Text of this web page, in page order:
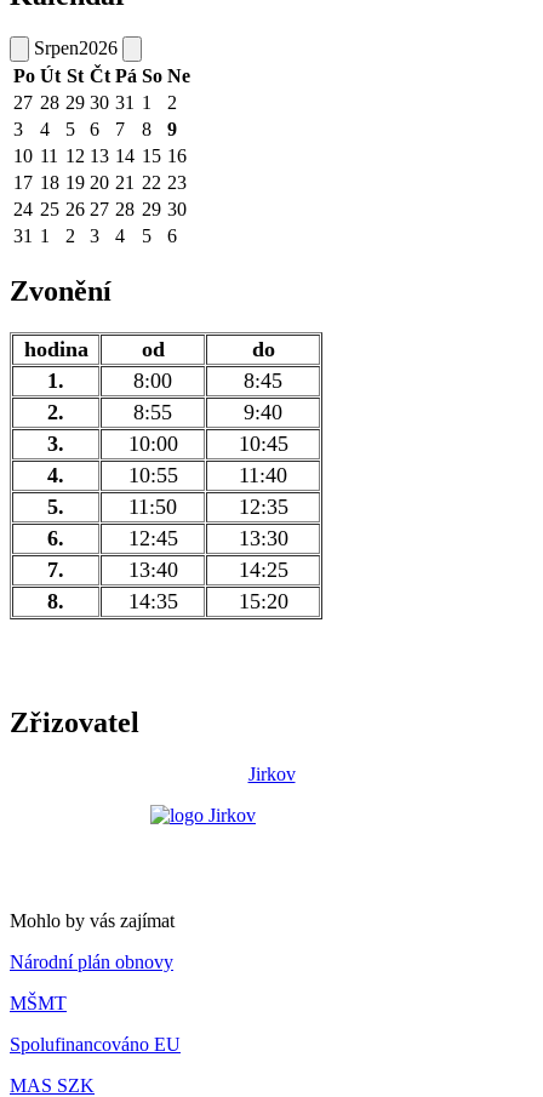
Srpen2026
Po Út St Čt Pá So Ne
27 28 29 30 31 1
2
3
4 5 6 7 8
9
10 11 12 13 14 15 16
17 18 19 20 21 22 23
24 25 26 27 28 29 30
31 1 2 3 4 5 6
Zvonění
hodina od
do
1.
8:00
8:45
2.
8:55
9:40
3.
10:00
10:45
4.
10:55
11:40
5.
11:50
12:35
6.
12:45
13:30
7.
13:40
14:25
8.
14:35 15:20
Zřizovatel
Jirkov
Mohlo by vás zajímat
Národní plán obnovy
MŠMT
Spolufinancováno EU
MAS SZK